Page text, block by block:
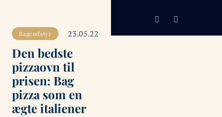
Bageudstyr 23.05.22
Den bedste
pizzaovn til
prisen: Bag
pizza som en
ægte italiener